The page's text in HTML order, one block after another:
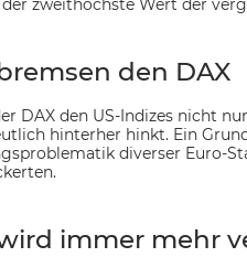
zweithöchste Wert der
den DAX
DAX den US-Indizes nicht
hinterher hinkt. Ein
diverser Euro-
immer mehr